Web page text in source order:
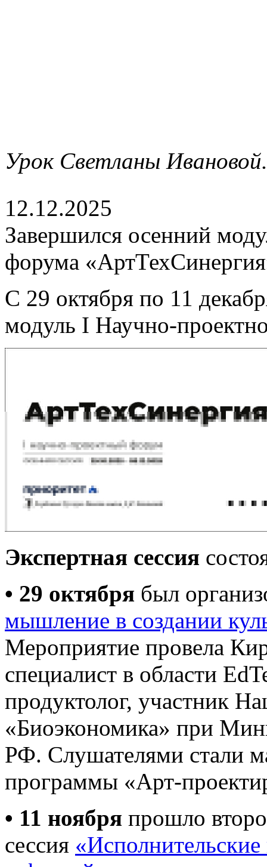
Урок Светланы Ивановой.
12.12.2025
Завершился осенний
форума
С 29 октября по 11
модуль I Научно-
Экспертная сессия
• 29 октября был
мышление в создании
Мероприятие провела
специалист в области
продуктолог, участник
«Биоэкономика» при
РФ. Слушателями стали
программы «Арт-
• 11 ноября прошло
сессия «Исполнительские